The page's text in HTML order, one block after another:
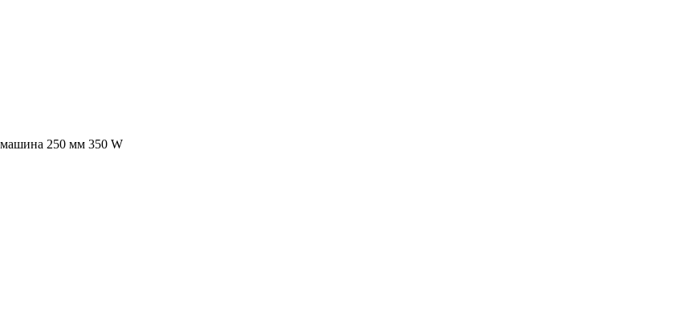
машина 250 мм 350 W